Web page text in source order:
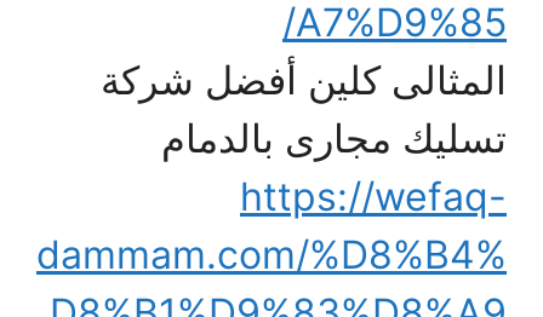
A7%D9%85/
المثالى كلين أفضل شركة
تسليك مجارى بالدمام
https://wefaq-
dammam.com/%D8%B4%